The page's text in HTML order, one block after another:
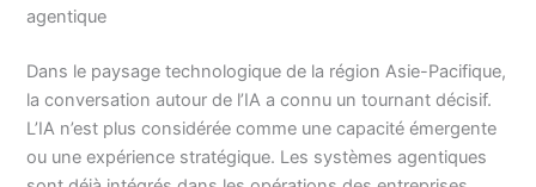
agentique
Dans le paysage technologique de la région Asie-Pacifique,
la conversation autour de l’IA a connu un tournant décisif.
L’IA n’est plus considérée comme une capacité émergente
ou une expérience stratégique. Les systèmes agentiques